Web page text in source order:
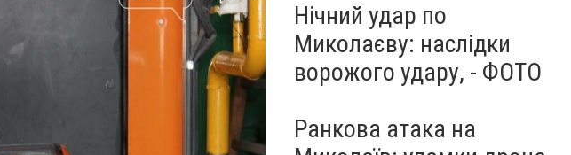
Нічний удар по
Миколаєву: наслідки
ворожого удару, - ФОТО
Ранкова атака на